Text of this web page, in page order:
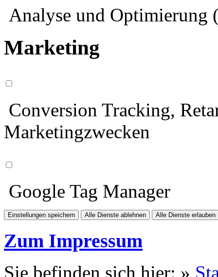
Analyse und Optimierung
Marketing
Conversion Tracking,
Marketingzwecken
Google Tag Manager
Einstellungen speichern Alle Dienste ablehnen Alle Dienste erlauben
Zum Impressum
Sie befinden sich hier: »